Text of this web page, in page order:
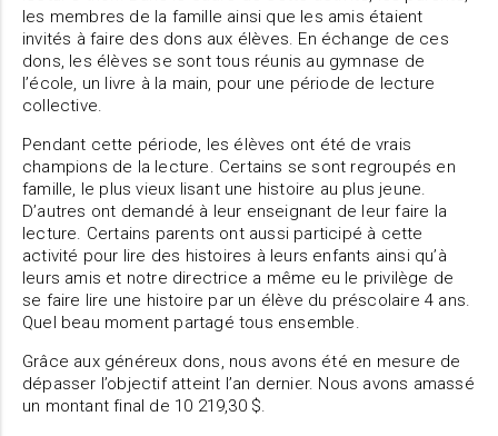
les membres de la famille ainsi que les amis étaient
invités à faire des dons aux élèves. En échange de ces
dons, les élèves se sont tous réunis au gymnase de
l’école, un livre à la main, pour une période de lecture
collective.
Pendant cette période, les élèves ont été de vrais
champions de la lecture. Certains se sont regroupés en
famille, le plus vieux lisant une histoire au plus jeune.
D’autres ont demandé à leur enseignant de leur faire la
lecture. Certains parents ont aussi participé à cette
activité pour lire des histoires à leurs enfants ainsi qu’à
leurs amis et notre directrice a même eu le privilège de
se faire lire une histoire par un élève du préscolaire 4 ans.
Quel beau moment partagé tous ensemble.
Grâce aux généreux dons, nous avons été en mesure de
dépasser l’objectif atteint l’an dernier. Nous avons amassé
un montant final de 10 219,30 $.